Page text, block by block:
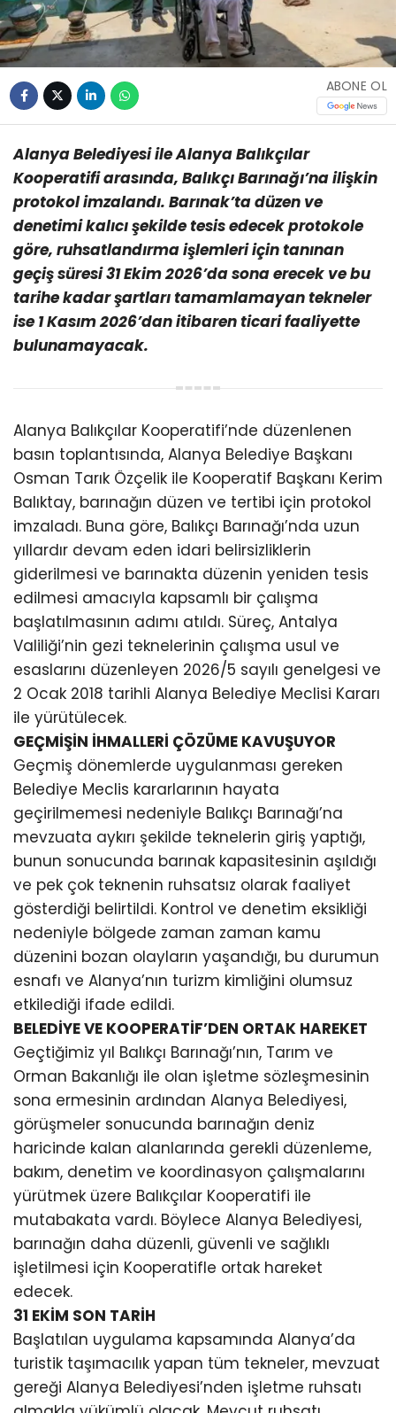
ABONE OL
Alanya Belediyesi ile Alanya Balıkçılar
Kooperatifi arasında, Balıkçı Barınağı’na ilişkin
protokol imzalandı. Barınak’ta düzen ve
denetimi kalıcı şekilde tesis edecek protokole
göre, ruhsatlandırma işlemleri için tanınan
geçiş süresi 31 Ekim 2026’da sona erecek ve bu
tarihe kadar şartları tamamlamayan tekneler
ise 1 Kasım 2026’dan itibaren ticari faaliyette
bulunamayacak.
Alanya Balıkçılar Kooperatifi’nde düzenlenen
basın toplantısında, Alanya Belediye Başkanı
Osman Tarık Özçelik ile Kooperatif Başkanı Kerim
Balıktay, barınağın düzen ve tertibi için protokol
imzaladı. Buna göre, Balıkçı Barınağı’nda uzun
yıllardır devam eden idari belirsizliklerin
giderilmesi ve barınakta düzenin yeniden tesis
edilmesi amacıyla kapsamlı bir çalışma
başlatılmasının adımı atıldı. Süreç, Antalya
Valiliği’nin gezi teknelerinin çalışma usul ve
esaslarını düzenleyen 2026/5 sayılı genelgesi ve
2 Ocak 2018 tarihli Alanya Belediye Meclisi Kararı
ile yürütülecek.
GEÇMİŞİN İHMALLERİ ÇÖZÜME KAVUŞUYOR
Geçmiş dönemlerde uygulanması gereken
Belediye Meclis kararlarının hayata
geçirilmemesi nedeniyle Balıkçı Barınağı’na
mevzuata aykırı şekilde teknelerin giriş yaptığı,
bunun sonucunda barınak kapasitesinin aşıldığı
ve pek çok teknenin ruhsatsız olarak faaliyet
gösterdiği belirtildi. Kontrol ve denetim eksikliği
nedeniyle bölgede zaman zaman kamu
düzenini bozan olayların yaşandığı, bu durumun
esnafı ve Alanya’nın turizm kimliğini olumsuz
etkilediği ifade edildi.
BELEDİYE VE KOOPERATİF’DEN ORTAK HAREKET
Geçtiğimiz yıl Balıkçı Barınağı’nın, Tarım ve
Orman Bakanlığı ile olan işletme sözleşmesinin
sona ermesinin ardından Alanya Belediyesi,
görüşmeler sonucunda barınağın deniz
haricinde kalan alanlarında gerekli düzenleme,
bakım, denetim ve koordinasyon çalışmalarını
yürütmek üzere Balıkçılar Kooperatifi ile
mutabakata vardı. Böylece Alanya Belediyesi,
barınağın daha düzenli, güvenli ve sağlıklı
işletilmesi için Kooperatifle ortak hareket
edecek.
31 EKİM SON TARİH
Başlatılan uygulama kapsamında Alanya’da
turistik taşımacılık yapan tüm tekneler, mevzuat
gereği Alanya Belediyesi’nden işletme ruhsatı